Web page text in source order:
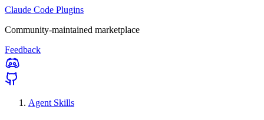
Claude Code Plugins
Community-maintained marketplace
Feedback
Agent Skills